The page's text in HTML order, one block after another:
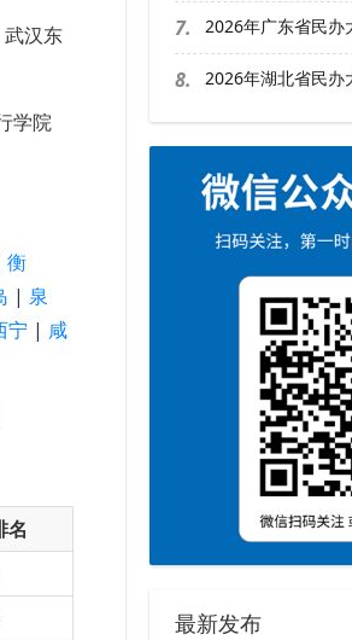
汉东
学院
衡
| 泉
宁 | 咸
名
7. 2026年广东省民办
8. 2026年湖北省民办
最新发布